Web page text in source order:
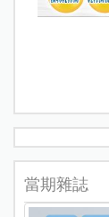
當期雜誌